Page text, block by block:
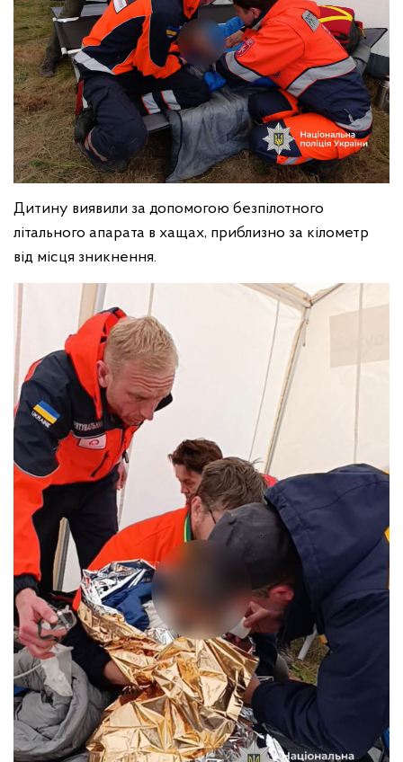
Дитину виявили за допомогою безпілотного
літального апарата в хащах, приблизно за кілометр
від місця зникнення.